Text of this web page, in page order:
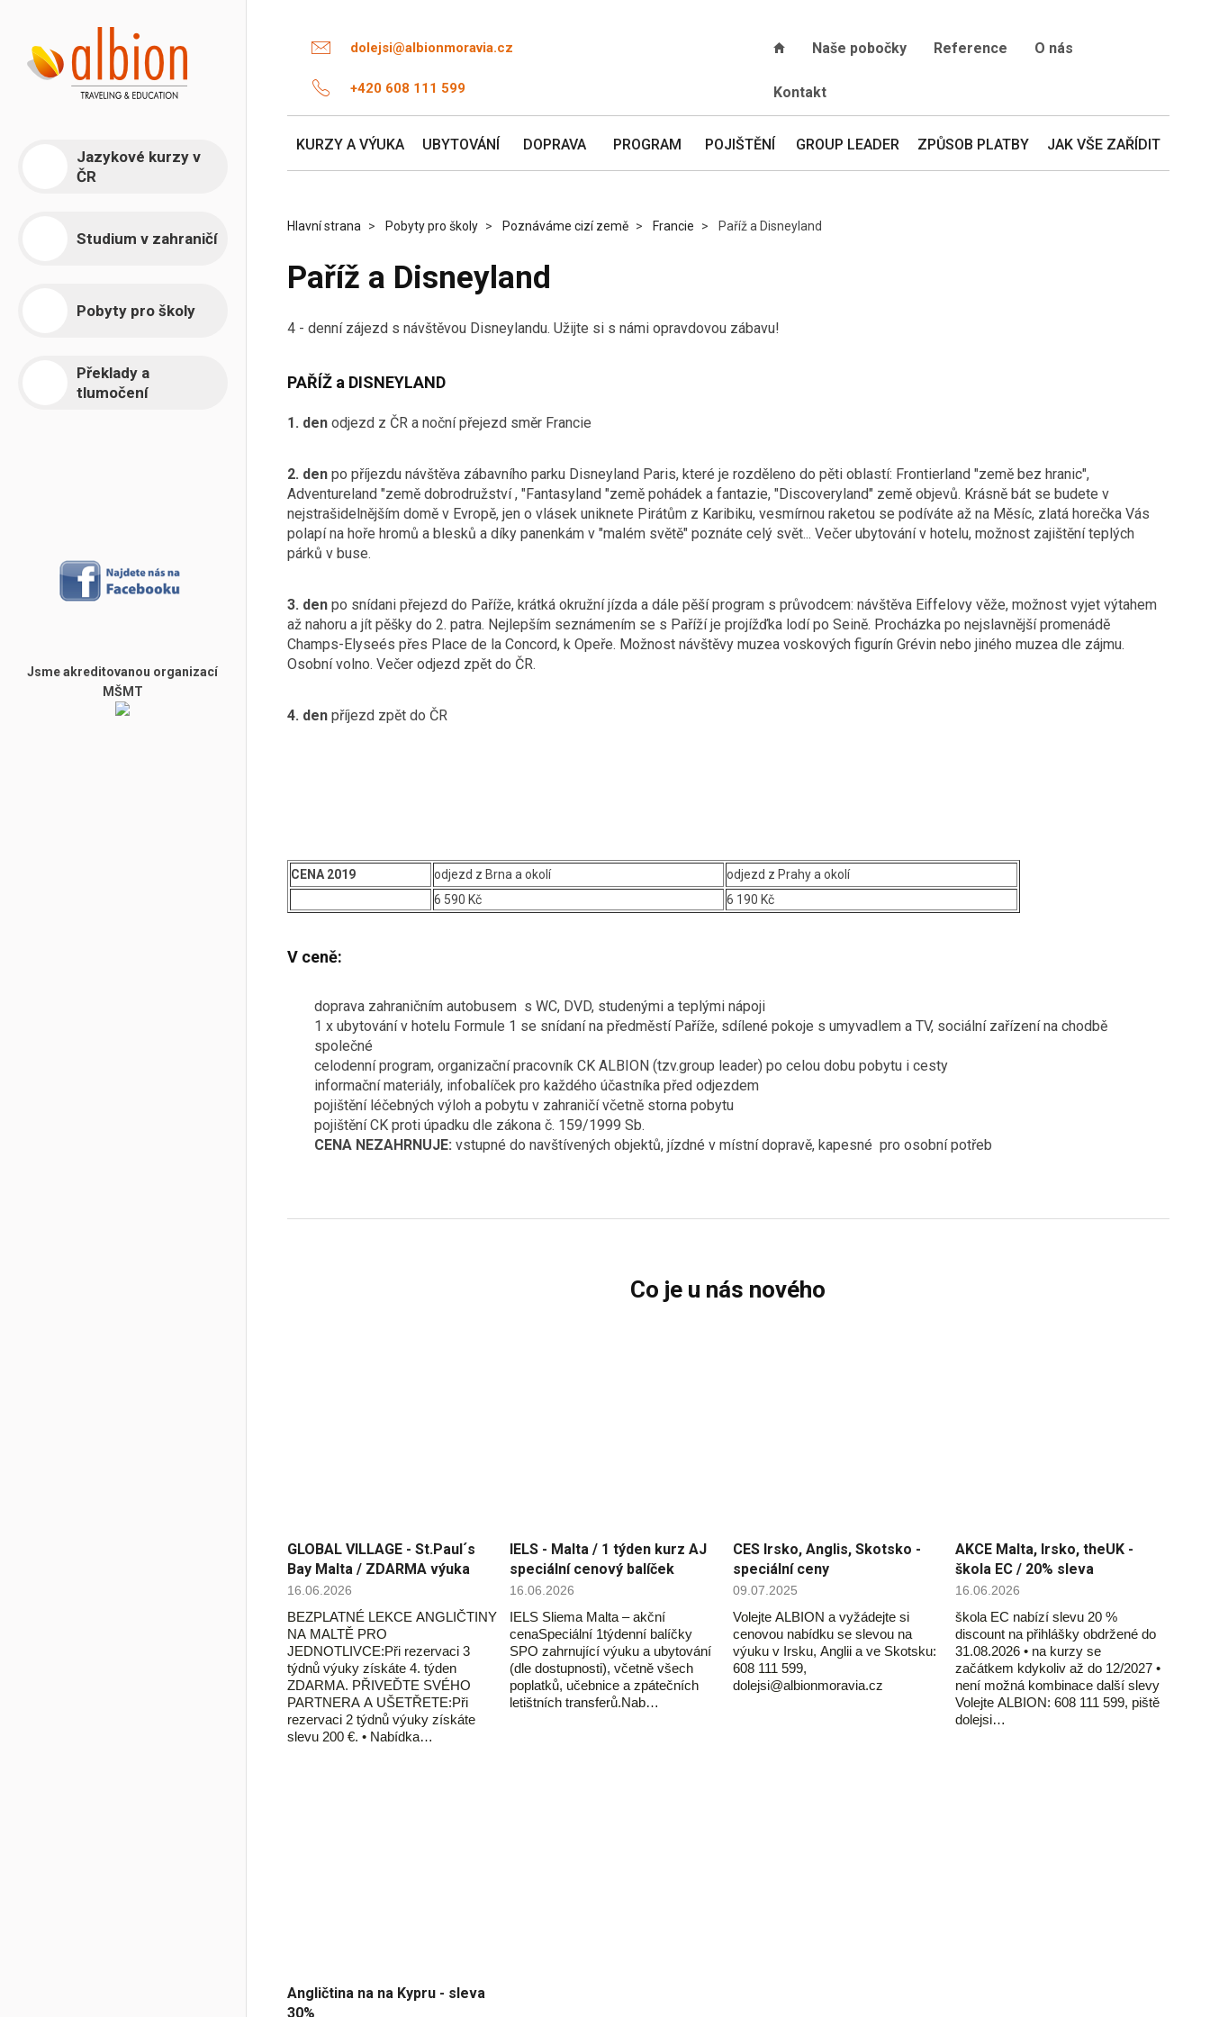
Jazykové kurzy v
ČR
Studium v zahraničí
Pobyty pro školy
Překlady a
tlumočení
Jsme akreditovanou organizací
MŠMT
dolejsi@albionmoravia.cz
+420 608 111 599
Naše pobočky Reference O nás
Kontakt
KURZY A VÝUKA UBYTOVÁNÍ DOPRAVA PROGRAM POJIŠTĚNÍ GROUP LEADER ZPŮSOB PLATBY JAK VŠE ZAŘÍDIT
Hlavní strana Pobyty pro školy Poznáváme cizí země Francie Paříž a Disneyland
Paříž a Disneyland
4 - denní zájezd s návštěvou Disneylandu. Užijte si s námi opravdovou zábavu!
PAŘÍŽ a DISNEYLAND
1. denodjezd z ČR a noční přejezd směr Francie
2. denpo příjezdu návštěva zábavního parku Disneyland Paris, které je rozděleno do pěti oblastí: Frontierland "země bez hranic",
Adventureland "země dobrodružství , "Fantasyland "země pohádek a fantazie, "Discoveryland" země objevů. Krásně bát se budete v
nejstrašidelnějším domě v Evropě, jen o vlásek uniknete Pirátům z Karibiku, vesmírnou raketou se podíváte až na Měsíc, zlatá horečka Vás
polapí na hoře hromů a blesků a díky panenkám v "malém světě" poznáte celý svět... Večer ubytování v hotelu, možnost zajištění teplých
párků v buse.
3. denpo snídani přejezd do Paříže, krátká okružní jízda a dále pěší program s průvodcem: návštěva Eiffelovy věže, možnost vyjet výtahem
až nahoru a jít pěšky do 2. patra. Nejlepším seznámením se s Paříží je projížďka lodí po Seině. Procházka po nejslavnější promenádě
Champs-Elyseés přes Place de la Concord, k Opeře. Možnost návštěvy muzea voskových figurín Grévin nebo jiného muzea dle zájmu.
Osobní volno. Večer odjezd zpět do ČR.
4. den příjezd zpět do ČR
CENA 2019 odjezd z Brna a okolí
odjezd z Prahy a okolí
6 590 Kč
6 190 Kč
V ceně:
doprava zahraničním autobusem s WC, DVD, studenými a teplými nápoji
1 x ubytování v hotelu Formule 1 se snídaní na předměstí Paříže, sdílené pokoje s umyvadlem a TV, sociální zařízení na chodbě
společné
celodenní program, organizační pracovník CK ALBION (tzv.group leader) po celou dobu pobytu i cesty
informační materiály, infobalíček pro každého účastníka před odjezdem
pojištění léčebných výloh a pobytu v zahraničí včetně storna pobytu
pojištění CK proti úpadku dle zákona č. 159/1999 Sb.
CENA NEZAHRNUJE: vstupné do navštívených objektů, jízdné v místní dopravě, kapesné pro osobní potřeb
Co je u nás nového
GLOBAL VILLAGE - St.Paul´s
Bay Malta / ZDARMA výuka
16.06.2026
BEZPLATNÉ LEKCE ANGLIČTINY
NA MALTĚ PRO
JEDNOTLIVCE:Při rezervaci 3
týdnů výuky získáte 4. týden
ZDARMA. PŘIVEĎTE SVÉHO
PARTNERA A UŠETŘETE:Při
rezervaci 2 týdnů výuky získáte
slevu 200 €. • Nabídka…
IELS - Malta / 1 týden kurz AJ
speciální cenový balíček
16.06.2026
IELS Sliema Malta – akční
cenaSpeciální 1týdenní balíčky
SPO zahrnující výuku a ubytování
(dle dostupnosti), včetně všech
poplatků, učebnice a zpátečních
letištních transferů.Nab…
CES Irsko, Anglis, Skotsko -
speciální ceny
09.07.2025
Volejte ALBION a vyžádejte si
cenovou nabídku se slevou na
výuku v Irsku, Anglii a ve Skotsku:
608 111 599,
dolejsi@albionmoravia.cz
AKCE Malta, Irsko, theUK -
škola EC / 20% sleva
16.06.2026
škola EC nabízí slevu 20 %
discount na přihlášky obdržené do
31.08.2026 • na kurzy se
začátkem kdykoliv až do 12/2027 •
není možná kombinace další slevy
Volejte ALBION: 608 111 599, piště
dolejsi…
Angličtina na na Kypru - sleva
30%